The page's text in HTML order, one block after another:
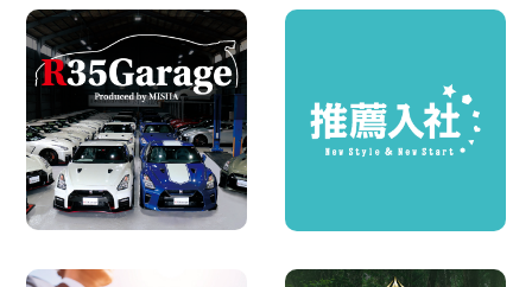
100円レンタカー 三河安城
☆ お盆特別乗り放題プラン ☆ 埼玉県 杉
戸店
100円レンタカー 杉戸
2026年08月07日
日産セレナが新入荷!!中川かの里店!! 愛知
県 中川かの里店